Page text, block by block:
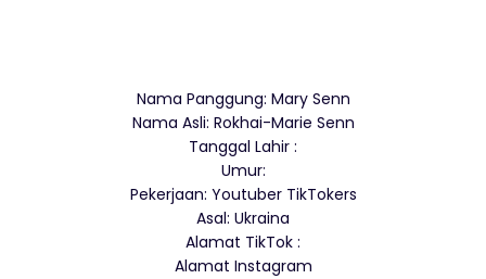
Nama Panggung: Mary Senn
Nama Asli: Rokhai-Marie Senn
Tanggal Lahir :
Umur:
Pekerjaan: Youtuber TikTokers
Asal: Ukraina
Alamat TikTok :
Alamat Instagram